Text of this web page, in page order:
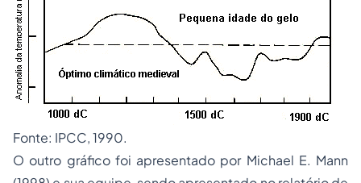
Fonte: IPCC, 1990.
O outro gráfico foi apresentado por Michael E. Mann